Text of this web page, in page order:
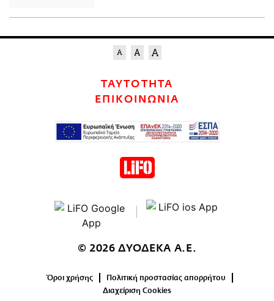
ΤΑΥΤΟΤΗΤΑ
ΕΠΙΚΟΙΝΩΝΙΑ
© 2026 ΔΥΟΔΕΚΑ Α.Ε.
Όροι χρήσης
Πολιτική προστασίας απορρήτου
Διαχείριση Cookies